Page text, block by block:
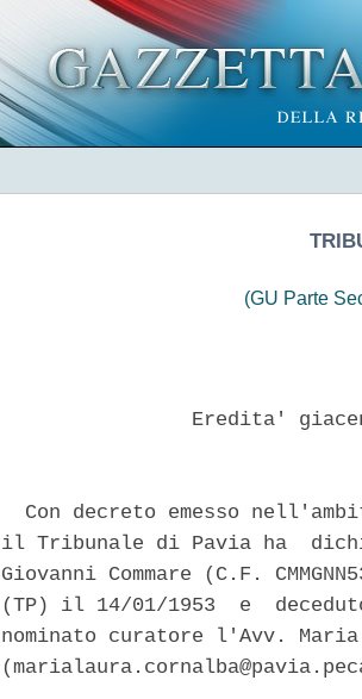
(GU Parte
Eredita'
Con decreto emesso
il Tribunale di Pavia ha
Giovanni Commare (C.F.
(TP) il 14/01/1953  e
nominato curatore l'Avv.